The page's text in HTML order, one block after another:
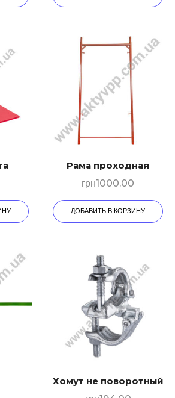
Рама проходная
грн1000,00
ДОБАВИТЬ В КОРЗИНУ
Хомут не поворотный